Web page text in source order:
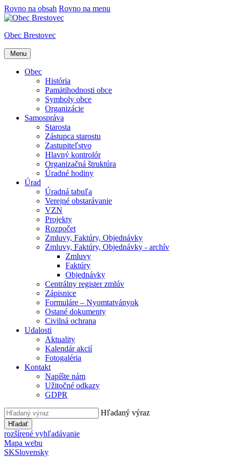
Rovno na obsah Rovno na menu
Obec Brestovec
Menu
Obec
História
Pamätihodnosti obce
Symboly obce
Organizácie
Samospráva
Starosta
Zástupca starostu
Zastupiteľstvo
Hlavný kontrolór
Organizačná štruktúra
Úradné hodiny
Úrad
Úradná tabuľa
Verejné obstarávanie
VZN
Projekty
Rozpočet
Zmluvy, Faktúry, Objednávky
Zmluvy, Faktúry, Objednávky - archív
Zmluvy
Faktúry
Objednávky
Centrálny register zmlúv
Zápisnice
Formuláre – Nyomtatványok
Ostané dokumenty
Civilná ochrana
Udalosti
Aktuality
Kalendár akcií
Fotogaléria
Kontakt
Napíšte nám
Užitočné odkazy
GDPR
Hľadaný výraz
Hľadať
rozšírené vyhľadávanie
Mapa webu
SKSlovensky